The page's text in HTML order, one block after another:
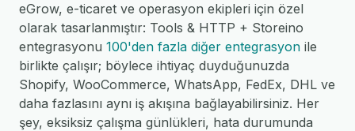
eGrow, e-ticaret ve operasyon ekipleri için özel
olarak tasarlanmıştır: Tools & HTTP + Storeino
entegrasyonu 100'den fazla diğer entegrasyon ile
birlikte çalışır; böylece ihtiyaç duyduğunuzda
Shopify, WooCommerce, WhatsApp, FedEx, DHL ve
daha fazlasını aynı iş akışına bağlayabilirsiniz. Her
şey, eksiksiz çalışma günlükleri, hata durumunda